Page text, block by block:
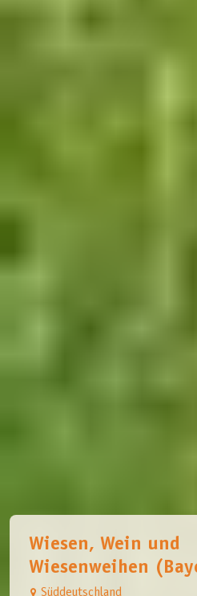
Wiesen, Wein und
Wiesenweihen
Süddeutschland